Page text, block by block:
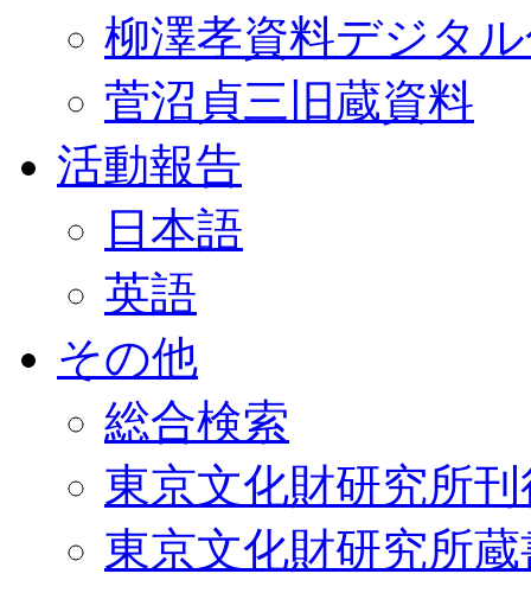
柳澤孝資料デジタ
菅沼貞三旧蔵資料
活動報告
日本語
英語
その他
総合検索
東京文化財研究所
東京文化財研究所